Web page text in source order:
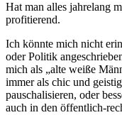
Hat man alles jahrelang
profitierend.
Ich könnte mich nicht
oder Politik
mich als „alte weiße
immer als chic und
pauschalisieren, oder
auch in den öffentlich-